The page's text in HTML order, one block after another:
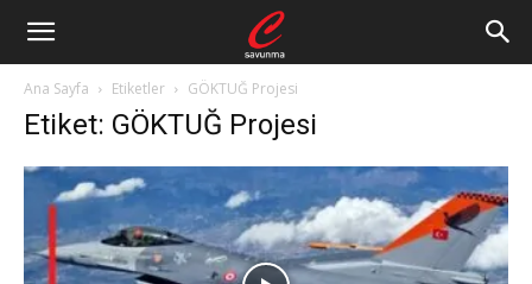
Ana Sayfa Etiketler GÖKTUĞ Projesi
Etiket: GÖKTUĞ Projesi